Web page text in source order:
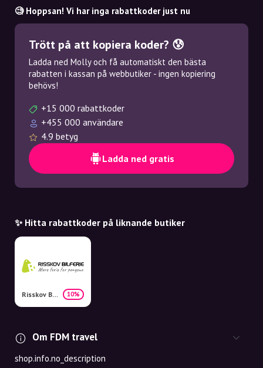
🧐 Hoppsan! Vi har inga rabattkoder just nu
Trött på att kopiera koder? 😰
Ladda ned Molly och få automatiskt den bästa
rabatten i kassan på webbutiker - ingen kopiering
behövs!
+15 000 rabattkoder
+455 000 användare
4.9 betyg
Ladda ned gratis
✨ Hitta rabattkoder på liknande butiker
Risskov Bilferie 10%
Om FDM travel
shop.info.no_description